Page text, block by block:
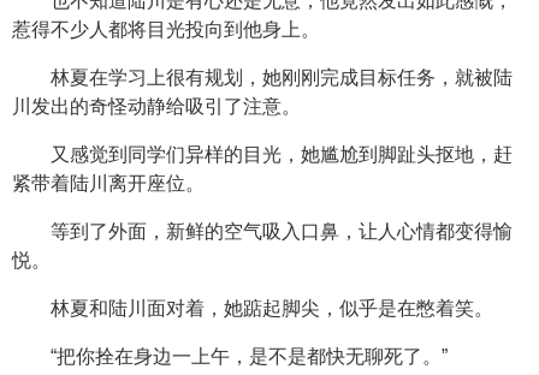
惹得不少人都将目光投向到他身上。
林夏在学习上很有规划，她刚刚完成目标任务，就被陆
川发出的奇怪动静给吸引了注意。
又感觉到同学们异样的目光，她尴尬到脚趾头抠地，赶
紧带着陆川离开座位。
等到了外面，新鲜的空气吸入口鼻，让人心情都变得愉
悦。
林夏和陆川面对着，她踮起脚尖，似乎是在憋着笑。
“把你拴在身边一上午，是不是都快无聊死了。”